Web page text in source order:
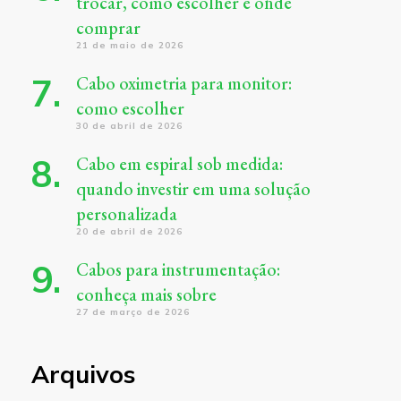
comprar
21 de maio de 2026
Cabo oximetria para monitor:
como escolher
30 de abril de 2026
Cabo em espiral sob medida:
quando investir em uma solução
personalizada
20 de abril de 2026
Cabos para instrumentação:
conheça mais sobre
27 de março de 2026
Arquivos